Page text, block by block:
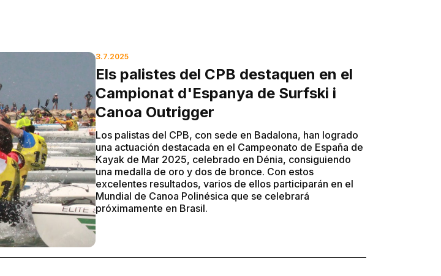
3.7.2025
Els palistes del CPB destaquen en el
Campionat d'Espanya de Surfski i
Canoa Outrigger
Los palistas del CPB, con sede en Badalona, han logrado
una actuación destacada en el Campeonato de España de
Kayak de Mar 2025, celebrado en Dénia, consiguiendo
una medalla de oro y dos de bronce. Con estos
excelentes resultados, varios de ellos participarán en el
Mundial de Canoa Polinésica que se celebrará
próximamente en Brasil.